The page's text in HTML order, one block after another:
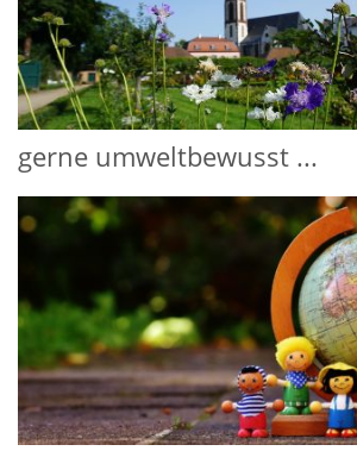
gerne umweltbewusst ...